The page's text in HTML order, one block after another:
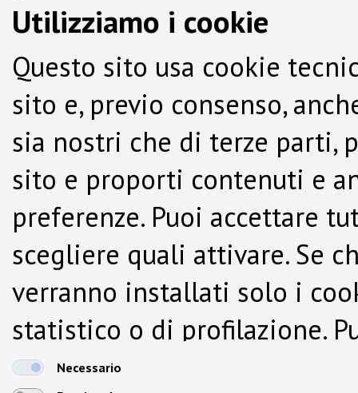
Utilizziamo i cookie
Questo sito usa cookie
sito e, previo consenso,
sia nostri che di terze parti,
sito e proporti contenuti e
preferenze. Puoi accettare
scegliere quali attivare. Se
verranno installati solo i
statistico o di profilazione.
dalla Cookie Policy.
Necessario